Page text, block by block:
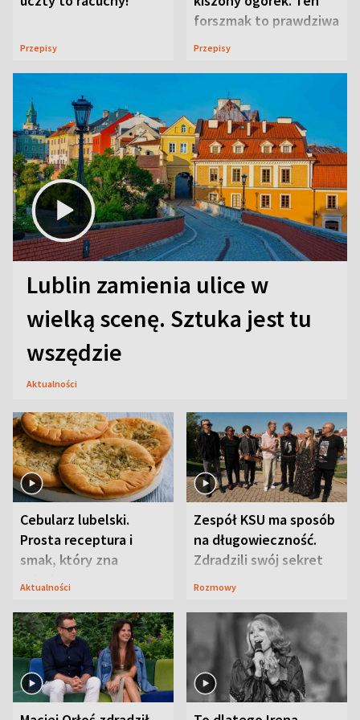
Przepisy
forszmak to prawdziwa
uczta
Przepisy
Lublin zamienia ulice w
wielką scenę. Sztuka jest tu
wszędzie
Aktualności
Cebularz lubelski.
Prosta receptura i
smak, który zna
Lubelszczyzna
Aktualności
Zespół KSU ma sposób
na długowieczność.
Zdradzili swój sekret
Rozmowy